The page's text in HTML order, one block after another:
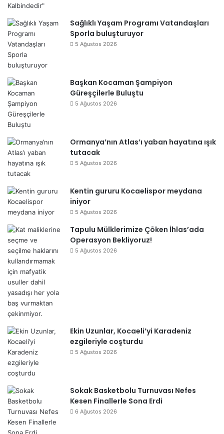
Sağlıklı Yaşam Programı Vatandaşları
Sporla buluşturuyor
5 Ağustos 2026
Başkan Kocaman Şampiyon
Güreşçilerle Buluştu
5 Ağustos 2026
Ormanya’nın Atlas’ı yaban hayatına ışık
tutacak
5 Ağustos 2026
Kentin gururu Kocaelispor meydana
iniyor
5 Ağustos 2026
Tapulu Mülklerimize Çöken İhlas’ada
Operasyon Bekliyoruz!
5 Ağustos 2026
Ekin Uzunlar, Kocaeli’yi Karadeniz
ezgileriyle coşturdu
5 Ağustos 2026
Sokak Basketbolu Turnuvası Nefes
Kesen Finallerle Sona Erdi
6 Ağustos 2026